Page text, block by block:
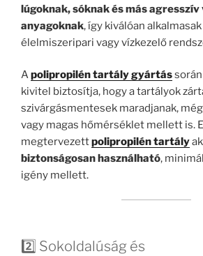
lúgoknak, sóknak és más agresszív
anyagoknak, így kiválóan
élelmiszeripari vagy vízkezelő
Apolipropilén tartály gyártás
kivitel biztosítja, hogy a tartályok
szivárgásmentesek maradjanak,
vagy magas hőmérséklet mellett is.
megtervezettpolipropilén tartály
biztonságosan használható,
igény mellett.
2️⃣ Sokoldalúság és